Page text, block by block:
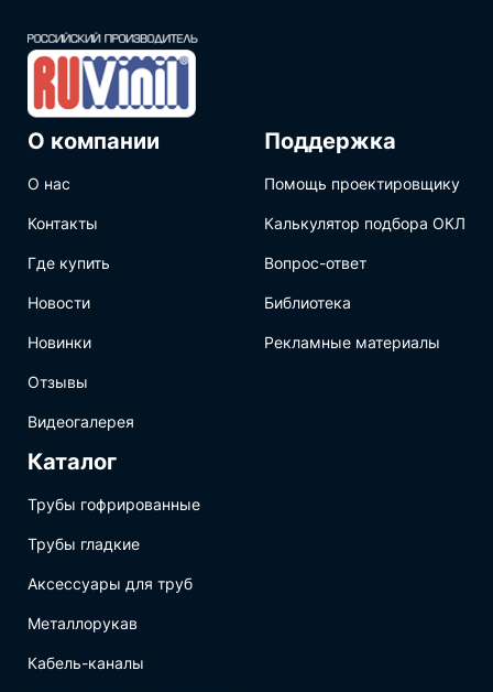
О компании
О нас
Контакты
Где купить
Новости
Новинки
Отзывы
Видеогалерея
Поддержка
Помощь проектировщику
Калькулятор подбора ОКЛ
Вопрос-ответ
Библиотека
Рекламные материалы
Каталог
Трубы гофрированные
Трубы гладкие
Аксессуары для труб
Металлорукав
Кабель-каналы